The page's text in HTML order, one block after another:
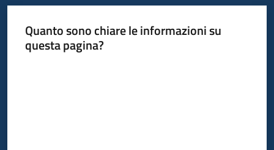
Quanto sono chiare le informazioni su
questa pagina?